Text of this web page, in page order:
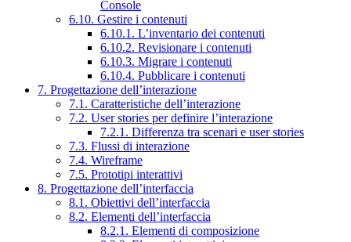
Console
6.10. Gestire i contenuti
6.10.1. L’inventario dei contenuti
6.10.2. Revisionare i contenuti
6.10.3. Migrare i contenuti
6.10.4. Pubblicare i contenuti
7. Progettazione dell’interazione
7.1. Caratteristiche dell’interazione
7.2. User stories per definire l’interazione
7.2.1. Differenza tra scenari e user stories
7.3. Flussi di interazione
7.4. Wireframe
7.5. Prototipi interattivi
8. Progettazione dell’interfaccia
8.1. Obiettivi dell’interfaccia
8.2. Elementi dell’interfaccia
8.2.1. Elementi di composizione